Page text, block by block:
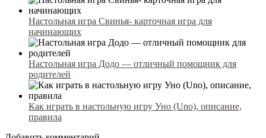
Настольная игра Свинья- карточная игра для
начинающих
Настольная игра Додо — отличный помощник для
родителей
Как играть в настольную игру Уно (Uno), описание,
правила